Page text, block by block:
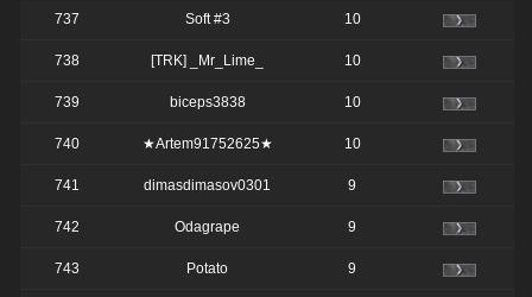
737 Soft #3 10
738 [TRK] _Mr_Lime_ 10
739 biceps3838 10
740 ★Artem91752625★ 10
741 dimasdimasov0301 9
742 Odagrape 9
743 Potato 9